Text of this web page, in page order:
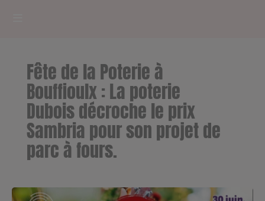
RADIOPLAYER
CK RADIO Line-up
PODCASTS
Fête de la Poterie à
Bouffioulx : La poterie
Dubois décroche le prix
Sambria pour son projet de
parc à fours.